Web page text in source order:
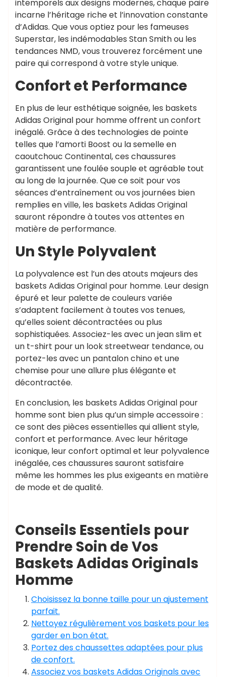
intemporels aux designs modernes, chaque paire
incarne l’héritage riche et l’innovation constante
d’Adidas. Que vous optiez pour les fameuses
Superstar, les indémodables Stan Smith ou les
tendances NMD, vous trouverez forcément une
paire qui correspond à votre style unique.
Confort et Performance
En plus de leur esthétique soignée, les baskets
Adidas Original pour homme offrent un confort
inégalé. Grâce à des technologies de pointe
telles que l’amorti Boost ou la semelle en
caoutchouc Continental, ces chaussures
garantissent une foulée souple et agréable tout
au long de la journée. Que ce soit pour vos
séances d’entraînement ou vos journées bien
remplies en ville, les baskets Adidas Original
sauront répondre à toutes vos attentes en
matière de performance.
Un Style Polyvalent
La polyvalence est l’un des atouts majeurs des
baskets Adidas Original pour homme. Leur design
épuré et leur palette de couleurs variée
s’adaptent facilement à toutes vos tenues,
qu’elles soient décontractées ou plus
sophistiquées. Associez-les avec un jean slim et
un t-shirt pour un look streetwear tendance, ou
portez-les avec un pantalon chino et une
chemise pour une allure plus élégante et
décontractée.
En conclusion, les baskets Adidas Original pour
homme sont bien plus qu’un simple accessoire :
ce sont des pièces essentielles qui allient style,
confort et performance. Avec leur héritage
iconique, leur confort optimal et leur polyvalence
inégalée, ces chaussures sauront satisfaire
même les hommes les plus exigeants en matière
de mode et de qualité.
Conseils Essentiels pour
Prendre Soin de Vos
Baskets Adidas Originals
Homme
Choisissez la bonne taille pour un ajustement
parfait.
Nettoyez régulièrement vos baskets pour les
garder en bon état.
Portez des chaussettes adaptées pour plus
de confort.
Associez vos baskets Adidas Originals avec